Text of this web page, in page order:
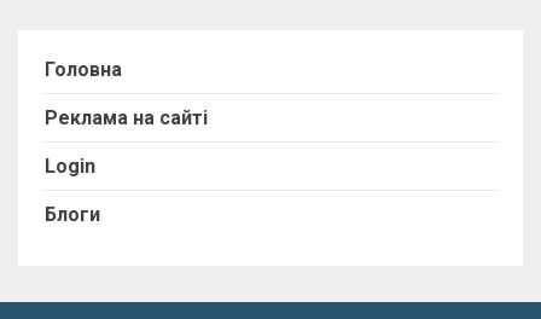
Головна
Реклама на сайті
Login
Блоги